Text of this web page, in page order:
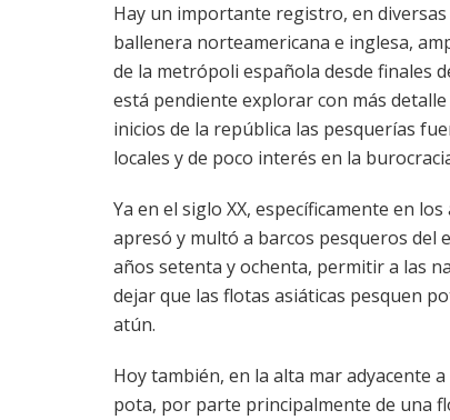
Hay un importante registro, en
ballenera norteamericana e inglesa,
de la metrópoli española desde finales
está pendiente explorar con más
inicios de la república las pesquerías
locales y de poco interés en la
Ya en el siglo XX, específicamente en
apresó y multó a barcos pesqueros del
años setenta y ochenta, permitir a las
dejar que las flotas asiáticas pesquen
atún.
Hoy también, en la alta mar adyacente
pota, por parte principalmente de una